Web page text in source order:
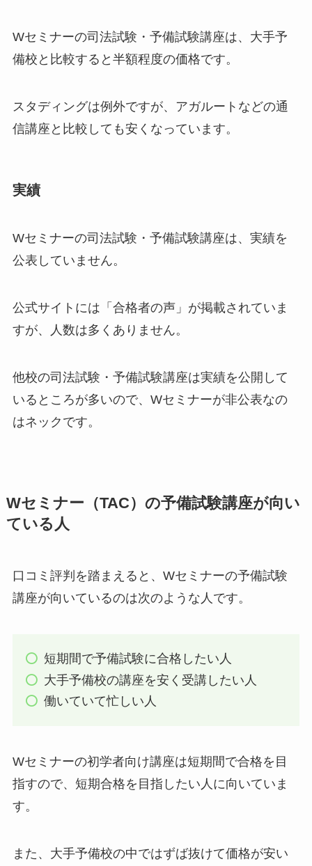
Wセミナーの司法試験・予備試験講座は、大手予
備校と比較すると半額程度の価格です。
スタディングは例外ですが、アガルートなどの通
信講座と比較しても安くなっています。
実績
Wセミナーの司法試験・予備試験講座は、実績を
公表していません。
公式サイトには「合格者の声」が掲載されていま
すが、人数は多くありません。
他校の司法試験・予備試験講座は実績を公開して
いるところが多いので、Wセミナーが非公表なの
はネック です。
Wセミナー（TAC）の予備試験講座が向い
ている人
口コミ評判を踏まえると、Wセミナーの予備試験
講座が向いているのは次のような人です。
短期間で予備試験に合格したい人
大手予備校の講座を安く受講したい人
働いていて忙しい人
Wセミナーの初学者向け講座は短期間で合格を目
指すので、短期合格を目指したい人に向いていま
す。
また、大手予備校の中ではずば抜けて価格が安い